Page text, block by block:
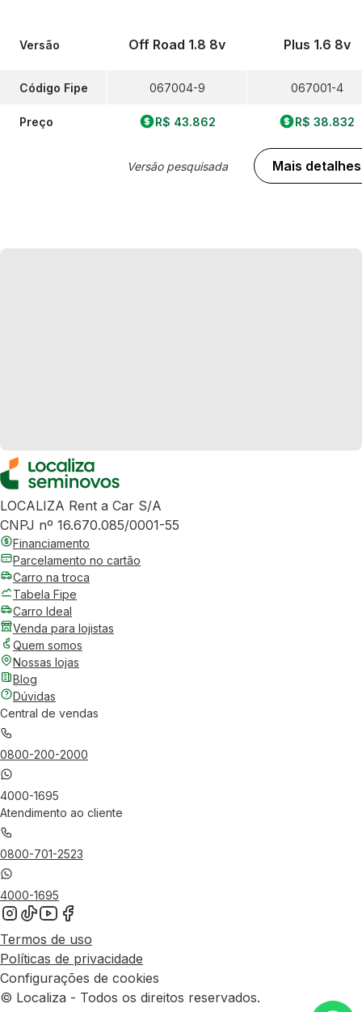
Versão
Código Fipe
Preço
Off Road 1.8 8v
067004-9
R$ 43.862
Versão pesquisada
Plus 1.6 8v
067001-4
R$ 38.832
Mais detalhes
LOCALIZA Rent a Car S/A
CNPJ nº 16.670.085/0001-55
Financiamento
Parcelamento no cartão
Carro na troca
Tabela Fipe
Carro Ideal
Venda para lojistas
Quem somos
Nossas lojas
Blog
Dúvidas
Central de vendas
0800-200-2000
4000-1695
Atendimento ao cliente
0800-701-2523
4000-1695
Termos de uso
Políticas de privacidade
Configurações de cookies
© Localiza - Todos os direitos reservados.